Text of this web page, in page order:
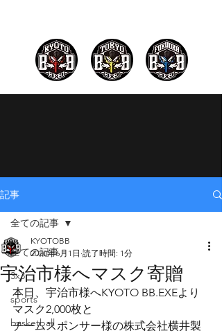
記事
全ての記事
3x3
sports
basketball
全ての記事
宇治市様へマスク寄贈
KYOTOBB
2020年6月1日 読了時間: 1分
本日、宇治市様へKYOTO BB.EXEより
マスク2,000枚と
チームスポンサー様の株式会社横井製